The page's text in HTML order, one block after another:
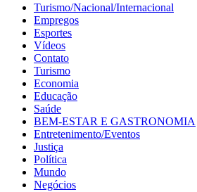
Turismo/Nacional/Internacional
Empregos
Esportes
Vídeos
Contato
Turismo
Economia
Educação
Saúde
BEM-ESTAR E GASTRONOMIA
Entretenimento/Eventos
Justiça
Política
Mundo
Negócios